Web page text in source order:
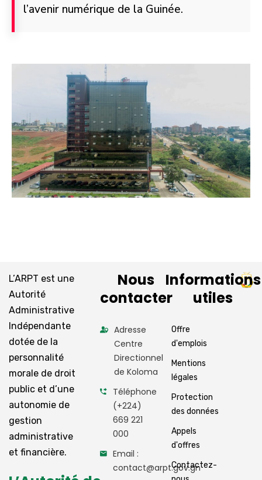
l’avenir numérique de la Guinée.
L’ARPT est une
Autorité
Administrative
Indépendante
dotée de la
personnalité
morale de droit
public et d’une
autonomie de
gestion
administrative
et financière.
Nous
contacter
Adresse
Centre
Directionnel
de Koloma
Téléphone
(+224)
669 221
000
Email :
contact@arpt.gov.gn
Informations
utiles
Offre
d'emplois
Mentions
légales
Protection
des données
Appels
d'offres
Contactez-